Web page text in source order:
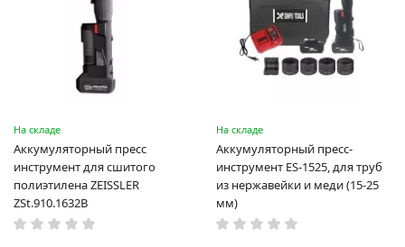
На складе
Аккумуляторный пресс
инструмент для сшитого
полиэтилена ZEISSLER
ZSt.910.1632B
На складе
Аккумуляторный пресс-
инструмент ES-1525, для труб
из нержавейки и меди (15-25
мм)